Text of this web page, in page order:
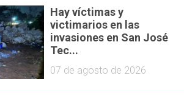
Hay víctimas y
victimarios en las
invasiones en San José
Tec...
07 de agosto de 2026